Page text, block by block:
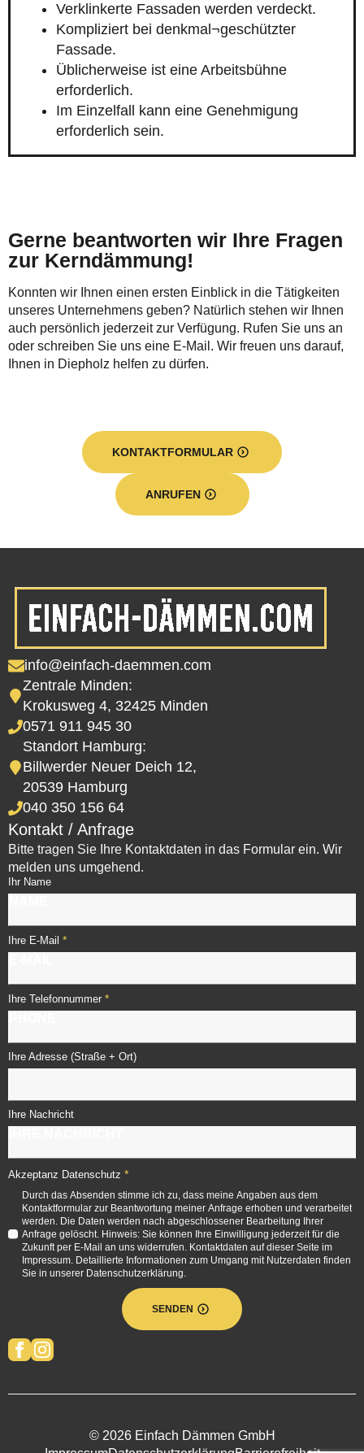
Verklinkerte Fassaden werden verdeckt.
Kompliziert bei denkmal¬geschützter
Fassade.
Üblicherweise ist eine Arbeitsbühne
erforderlich.
Im Einzelfall kann eine Genehmigung
erforderlich sein.
Gerne beantworten wir Ihre Fragen
zur Kerndämmung!
Konnten wir Ihnen einen ersten Einblick in die Tätigkeiten
unseres Unternehmens geben? Natürlich stehen wir Ihnen
auch persönlich jederzeit zur Verfügung. Rufen Sie uns an
oder schreiben Sie uns eine E-Mail. Wir freuen uns darauf,
Ihnen in Diepholz helfen zu dürfen.
KONTAKTFORMULAR
ANRUFEN
info@einfach-daemmen.com
Zentrale Minden:
Krokusweg 4, 32425 Minden
0571 911 945 30
Standort Hamburg:
Billwerder Neuer Deich 12,
20539 Hamburg
040 350 156 64
Kontakt / Anfrage
Bitte tragen Sie Ihre Kontaktdaten in das Formular ein. Wir
melden uns umgehend.
Ihr Name
Ihre E-Mail *
Ihre Telefonnummer *
Ihre Adresse (Straße + Ort)
Ihre Nachricht
Akzeptanz Datenschutz *
Durch das Absenden stimme ich zu, dass meine Angaben aus dem
Kontaktformular zur Beantwortung meiner Anfrage erhoben und verarbeitet
werden. Die Daten werden nach abgeschlossener Bearbeitung Ihrer
Anfrage gelöscht. Hinweis: Sie können Ihre Einwilligung jederzeit für die
Zukunft per E-Mail an uns widerrufen. Kontaktdaten auf dieser Seite im
Impressum. Detaillierte Informationen zum Umgang mit Nutzerdaten finden
Sie in unserer Datenschutzerklärung.
SENDEN
© 2026 Einfach Dämmen GmbH